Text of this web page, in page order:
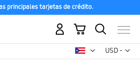
principales tarjetas de crédito.
USD -
dólar
Mi carrito